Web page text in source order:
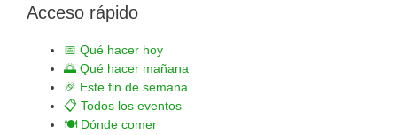
Acceso rápido
📅 Qué hacer hoy
🌅 Qué hacer mañana
🎉 Este fin de semana
📋 Todos los eventos
🍽️ Dónde comer